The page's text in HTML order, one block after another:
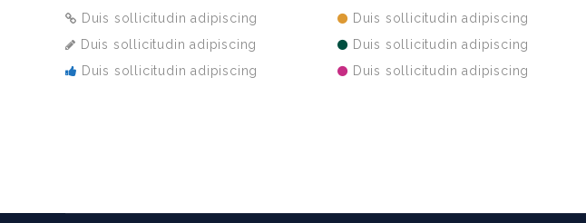
Duis sollicitudin adipiscing
Duis sollicitudin adipiscing
Duis sollicitudin adipiscing
Duis sollicitudin adipiscing
Duis sollicitudin adipiscing
Duis sollicitudin adipiscing